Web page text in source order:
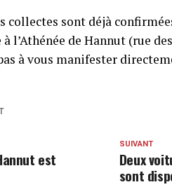
collectes sont déjà
l’Athénée de Hannut (rue
à vous manifester
SUIVANT
Deux
sont
est